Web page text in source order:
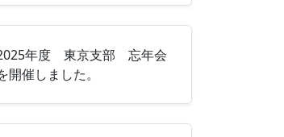
年度 東京支部 忘年会
開催しました。